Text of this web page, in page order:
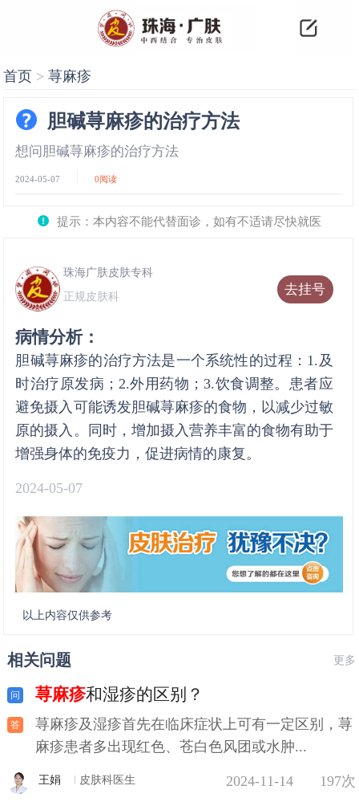
首页 >荨麻疹
胆碱荨麻疹的治疗方法
想问胆碱荨麻疹的治疗方法
2024-05-07 0阅读
提示：本内容不能代替面诊，如有不适请尽快就医
去挂号
珠海广肤皮肤专科
正规皮肤科
病情分析：
胆碱荨麻疹的治疗方法是一个系统性的过程：1.及
时治疗原发病；2.外用药物；3.饮食调整。患者应
避免摄入可能诱发胆碱荨麻疹的食物，以减少过敏
原的摄入。同时，增加摄入营养丰富的食物有助于
增强身体的免疫力，促进病情的康复。
2024-05-07
以上内容仅供参考
相关问题 更多
荨麻疹和湿疹的区别？
荨麻疹及湿疹首先在临床症状上可有一定区别，荨
麻疹患者多出现红色、苍白色风团或水肿...
王娟 皮肤科医生 2024-11-14 197次